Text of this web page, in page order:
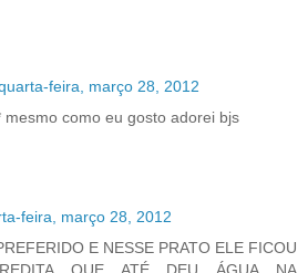
feira, março 28, 2012
mesmo como eu gosto adorei bjs
feira, março 28, 2012
E NESSE PRATO ELE FICOU